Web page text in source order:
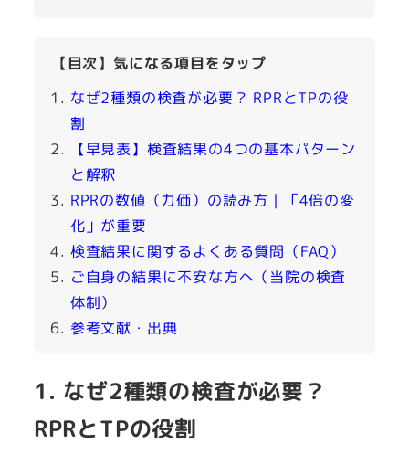
【目次】気になる項目をタップ
なぜ2種類の検査が必要？ RPRとTPの役
割
【早見表】検査結果の4つの基本パターン
と解釈
RPRの数値（力価）の読み方｜「4倍の変
化」が重要
検査結果に関するよくある質問（FAQ）
ご自身の結果に不安な方へ（当院の検査
体制）
参考文献・出典
1. なぜ2種類の検査が必要？
RPRとTPの役割